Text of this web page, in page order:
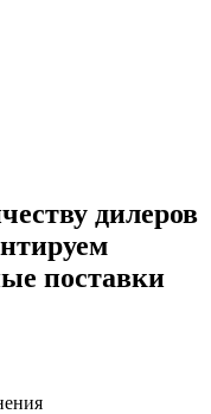
дилеров
поставки